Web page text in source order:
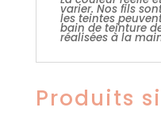
varier. Nos fils
les teintes
bain de teinture
réalisées à la
Produits